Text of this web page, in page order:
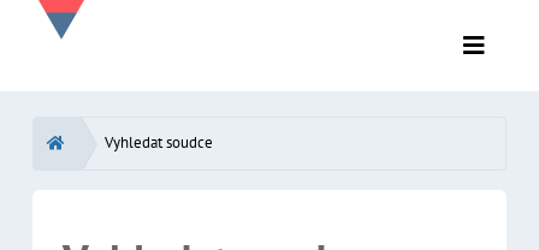
Vyhledat soudce